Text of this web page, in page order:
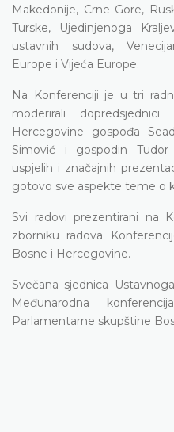
Makedonije, Crne Gore,
Turske, Ujedinjenoga
ustavnih sudova,
Europe i Vijeća Europe.
Na Konferenciji je u tri
moderirali
Hercegovine gospođa
Simović i gospodin
uspjelih i značajnih
gotovo sve aspekte teme o
Svi radovi prezentirani na
zborniku radova
Bosne i Hercegovine.
Svečana sjednica
Međunarodna
Parlamentarne skupštine